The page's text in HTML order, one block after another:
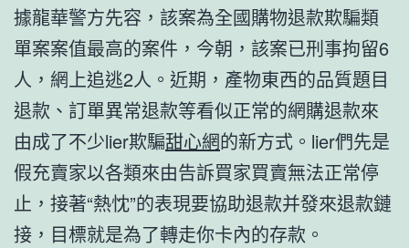
據龍華警方先容，該案為全國購物退款欺騙類
單案案值最高的案件，今朝，該案已刑事拘留6
人，網上追逃2人。近期，產物東西的品質題目
退款、訂單異常退款等看似正常的網購退款來
由成了不少lier欺騙甜心網的新方式。lier們先是
假充賣家以各類來由告訴買家買賣無法正常停
止，接著“熱忱”的表現要協助退款并發來退款鏈
接，目標就是為了轉走你卡內的存款。